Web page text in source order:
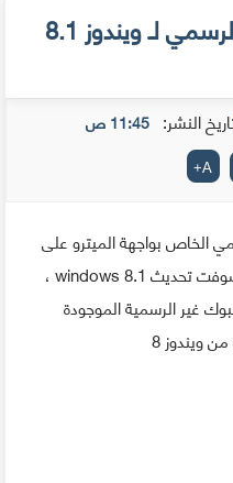
فيسبوك تطلق تطبيقها الرسمي لـ ويندوز 8.1
النشر: 11:45 ص
A
+
الخاص بواجهة الميترو على
ويندوز ستور تزامنا مع إطلاق مايكروسوفت تحديث windows 8.1 ،
غير الرسمية الموجودة
ويندوز 8